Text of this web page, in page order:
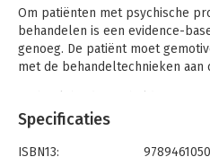
Om patiënten met psychische
behandelen is een evidence-
genoeg. De patiënt moet
met de behandeltechnieken aan
therapeuten kunnen gebruiken
psychologische behandeling te
doen als een patiënt zijn
Specificaties
ISBN13: